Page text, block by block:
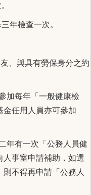
年檢查一次。
、與具有勞保身分之約
加每年「一般健康檢
金任用人員亦可參加
年有一次「公務人員健
人事室申請補助，如選
不得再申請「公務人